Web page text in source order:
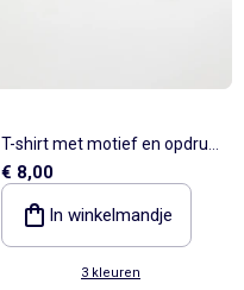
T-shirt met motief en opdruk
en lange mouwen
€ 8,00
In winkelmandje
3 kleuren